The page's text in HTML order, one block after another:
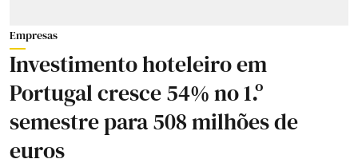
Empresas
Investimento hoteleiro em
Portugal cresce 54% no 1.º
semestre para 508 milhões de
euros